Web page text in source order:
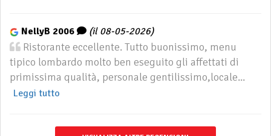
NellyB 2006 (il 08-05-2026)
Ristorante eccellente. Tutto buonissimo, menu
tipico lombardo molto ben eseguito gli affettati di
primissima qualità, personale gentilissimo,locale...
Leggi tutto